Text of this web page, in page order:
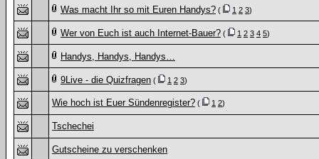
Was macht Ihr so mit Euren Handys? ( 1 2 3)
Wer von Euch ist auch Internet-Bauer? ( 1 2 3 4 5)
Handys, Handys, Handys…
9Live - die Quizfragen ( 1 2 3)
Wie hoch ist Euer Sündenregister? ( 1 2)
Tschechei
Gutscheine zu verschenken